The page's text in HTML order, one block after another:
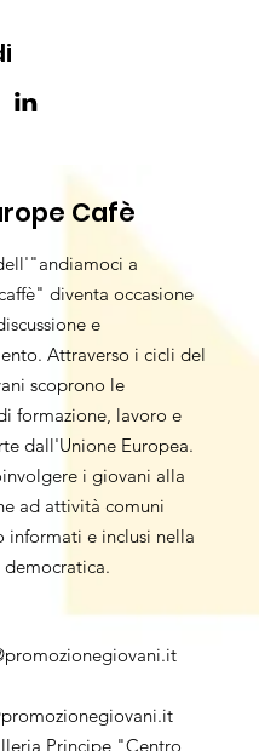
Cafè
a
diventa occasione
e
Attraverso i cicli del
scoprono le
formazione, lavoro e
dall'Unione Europea.
i giovani alla
ad attività comuni
informati e inclusi nella
Principe "Centro